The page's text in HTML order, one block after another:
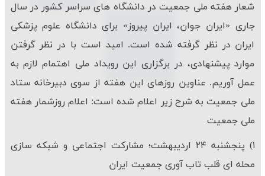
شعار هفته ملی جمعیت در دانشگاه های سراسر كشور در سال
جاری «ایران جوان، ایران پیروز» برای دانشگاه علوم پزشكی
ایران در نظر گرفته شده است. امید است با در نظر گرفتن
موارد پیشنهادی، در برگزاری این رویداد ملی اهتمام لازم به
عمل آوریم. عناوین روزهای این هفته از سوی دبیرخانه ستاد
ملی جمعیت به شرح زیر اعلام شده است: اعلام روزشمار هفته
ملی جمعیت
۱) پنجشنبه ۲۴ اردیبهشت؛ مشارکت اجتماعی و شبکه سازی
محله ای قلب تاب آوری جمعیت ایران